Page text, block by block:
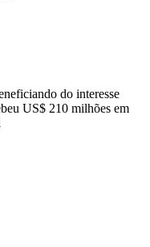
do interesse
US$ 210 milhões em